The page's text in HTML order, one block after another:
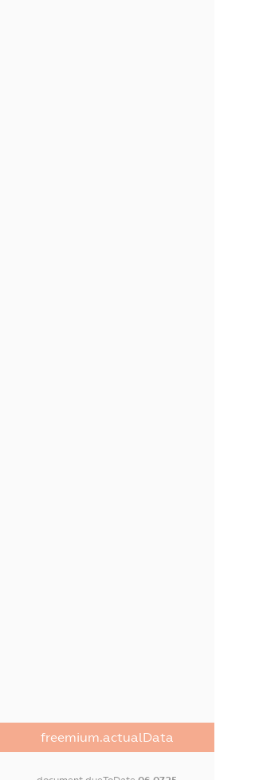
freemium.actualData